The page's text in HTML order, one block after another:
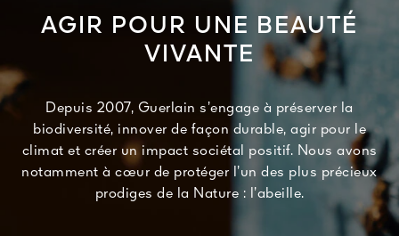
AGIR POUR UNE BEAUTÉ
VIVANTE
Depuis 2007, Guerlain s’engage à préserver la
biodiversité, innover de façon durable, agir pour le
climat et créer un impact sociétal positif. Nous avons
notamment à cœur de protéger l’un des plus précieux
prodiges de la Nature : l’abeille.